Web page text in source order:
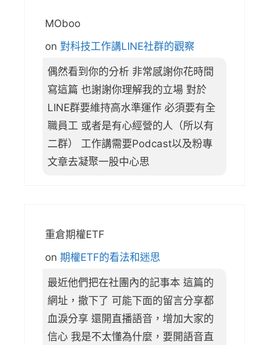
MOboo
on 對科技工作講LINE社群的觀察
偶然看到你的分析 非常感謝你花時間
寫這篇 也謝謝你理解我的立場 對於
LINE群要維持高水準運作 必須要有全
職員工 或者是有心經營的人（所以有
二群） 工作講需要Podcast以及粉專
文章去凝聚一股中心思
重倉期權ETF
on 期權ETF的看法和迷思
最近他們把在社團內的記事本 這篇的
網址，撤下了 可能下面的留言分享都
血淚分享 還開直播語音，增加大家的
信心 我是不太懂為什麼，要開語音直